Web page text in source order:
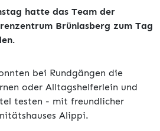
hatte das Team der
Brünlasberg zum Tag
bei Rundgängen die
oder Alltagshelferlein und
testen - mit freundlicher
Alippi.